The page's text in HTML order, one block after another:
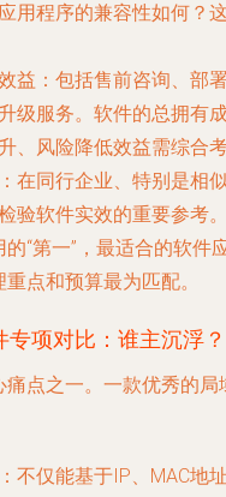
用程序的兼容性如何？
益 ：包括售前咨询、部
级服务。软件的总拥有
、风险降低效益需综合考
：在同行企业、特别是相
验软件实效的重要参考。
的“第一”，最适合的软件
点和预算最为匹配。
项对比：谁主沉浮？
点之一。一款优秀的局
：不仅能基于IP、MAC地